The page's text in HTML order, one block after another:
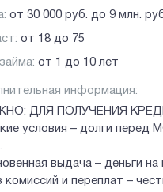
от 30 000 руб. до 9 млн.
от 18 до 75
от 1 до 10 лет
информация:
ДЛЯ ПОЛУЧЕНИЯ
условия – долги перед
выдача – деньги
комиссий и переплат –